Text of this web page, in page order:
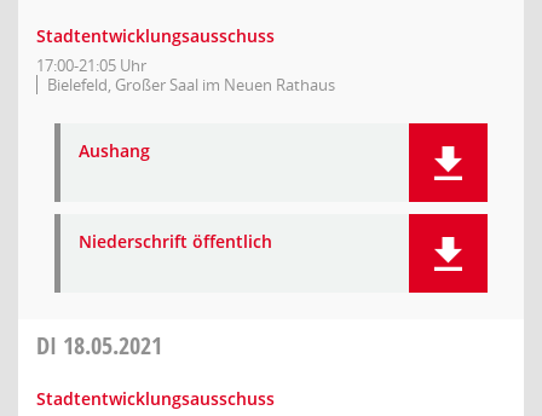
Stadtentwicklungsausschuss
17:00-21:05 Uhr
Bielefeld, Großer Saal im Neuen Rathaus
Aushang
Niederschrift öffentlich
DI 18.05.2021
Stadtentwicklungsausschuss